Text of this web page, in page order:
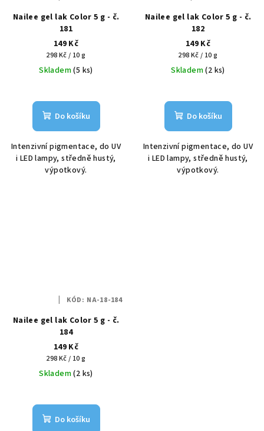
Nailee gel lak Color 5 g - č.
181
149 Kč
Měrná
cena:
298 Kč / 10 g
Skladem(5 ks)
Do košíku
Intenzivní pigmentace, do UV
i LED lampy, středně hustý,
výpotkový.
Nailee gel lak Color 5 g - č.
182
149 Kč
Měrná
cena:
298 Kč / 10 g
Skladem(2 ks)
Do košíku
Intenzivní pigmentace, do UV
i LED lampy, středně hustý,
výpotkový.
Nailee gel lak Color 5 g - č.
184
149 Kč
Měrná
cena:
298 Kč / 10 g
Skladem(2 ks)
Do košíku
KÓD: NA-18-184